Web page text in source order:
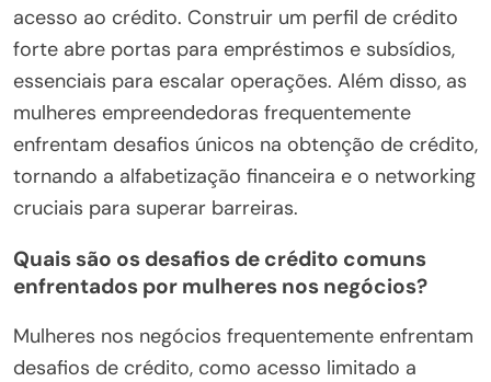
acesso ao crédito. Construir um perfil de crédito
forte abre portas para empréstimos e subsídios,
essenciais para escalar operações. Além disso, as
mulheres empreendedoras frequentemente
enfrentam desafios únicos na obtenção de crédito,
tornando a alfabetização financeira e o networking
cruciais para superar barreiras.
Quais são os desafios de crédito comuns
enfrentados por mulheres nos negócios?
Mulheres nos negócios frequentemente enfrentam
desafios de crédito, como acesso limitado a